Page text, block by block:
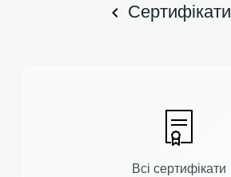
Сертифікати
Всі сертифікати